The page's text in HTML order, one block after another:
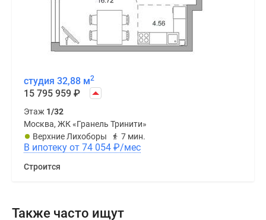
студия 32,88 м2
15 795 959 ₽
Этаж 1/32
Москва, ЖК «Гранель Тринити»
Верхние Лихоборы
7 мин.
В ипотеку от 74 054 ₽/мес
Строится
Также часто ищут